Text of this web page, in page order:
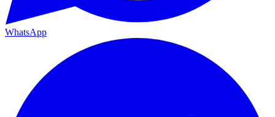
WhatsApp